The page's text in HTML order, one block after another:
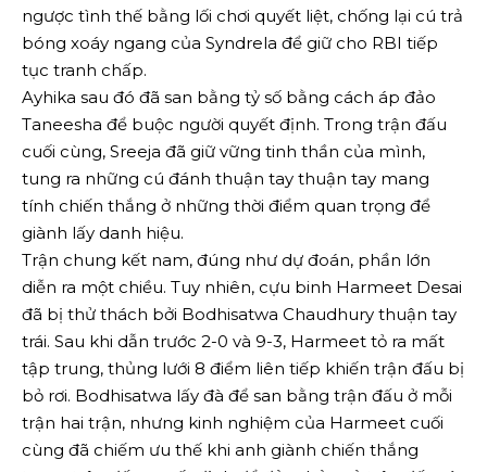
ngược tình thế bằng lối chơi quyết liệt, chống lại cú trả
bóng xoáy ngang của Syndrela để giữ cho RBI tiếp
tục tranh chấp.
Ayhika sau đó đã san bằng tỷ số bằng cách áp đảo
Taneesha để buộc người quyết định. Trong trận đấu
cuối cùng, Sreeja đã giữ vững tinh thần của mình,
tung ra những cú đánh thuận tay thuận tay mang
tính chiến thắng ở những thời điểm quan trọng để
giành lấy danh hiệu.
Trận chung kết nam, đúng như dự đoán, phần lớn
diễn ra một chiều. Tuy nhiên, cựu binh Harmeet Desai
đã bị thử thách bởi Bodhisatwa Chaudhury thuận tay
trái. Sau khi dẫn trước 2-0 và 9-3, Harmeet tỏ ra mất
tập trung, thủng lưới 8 điểm liên tiếp khiến trận đấu bị
bỏ rơi. Bodhisatwa lấy đà để san bằng trận đấu ở mỗi
trận hai trận, nhưng kinh nghiệm của Harmeet cuối
cùng đã chiếm ưu thế khi anh giành chiến thắng